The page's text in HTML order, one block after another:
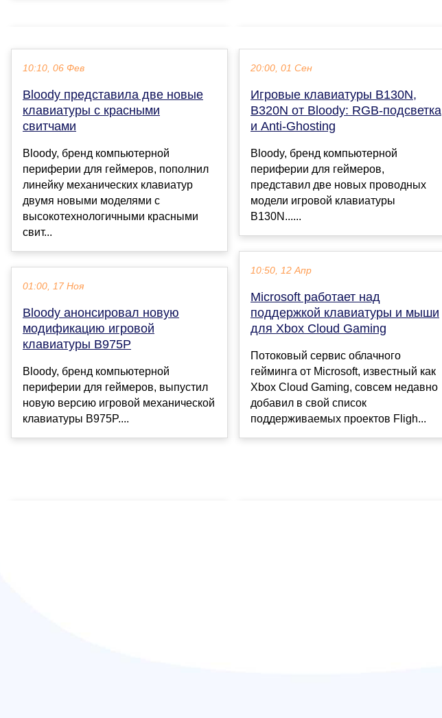
10:10, 06 Фев
Bloody представила две новые
клавиатуры с красными
свитчами
Bloody, бренд компьютерной
периферии для геймеров, пополнил
линейку механических клавиатур
двумя новыми моделями с
высокотехнологичными красными
свит...
01:00, 17 Ноя
Bloody анонсировал новую
модификацию игровой
клавиатуры B975P
Bloody, бренд компьютерной
периферии для геймеров, выпустил
новую версию игровой механической
клавиатуры B975P....
20:00, 01 Сен
Игровые клавиатуры B130N,
B320N от Bloody: RGB-подсветка
и Anti-Ghosting
Bloody, бренд компьютерной
периферии для геймеров,
представил две новых проводных
модели игровой клавиатуры
B130N......
10:50, 12 Апр
Microsoft работает над
поддержкой клавиатуры и мыши
для Xbox Cloud Gaming
Потоковый сервис облачного
гейминга от Microsoft, известный как
Xbox Cloud Gaming, совсем недавно
добавил в свой список
поддерживаемых проектов Fligh...